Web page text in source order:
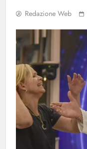
Redazione Web